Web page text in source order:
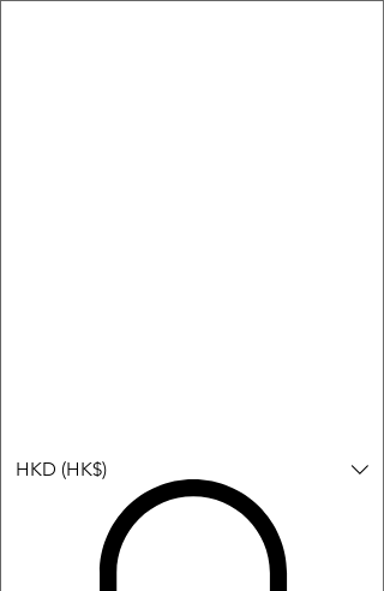
HKD (HK$)